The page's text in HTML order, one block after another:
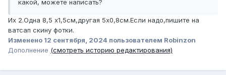
какой, можете написать?
Их 2.Одна 8,5 х1,5см,другая 5х0,8см.Если надо,пишите на
ватсап скину фотки.
Изменено 12 сентября, 2024 пользователем Robinzon
Дополнение (смотреть историю редактирования)